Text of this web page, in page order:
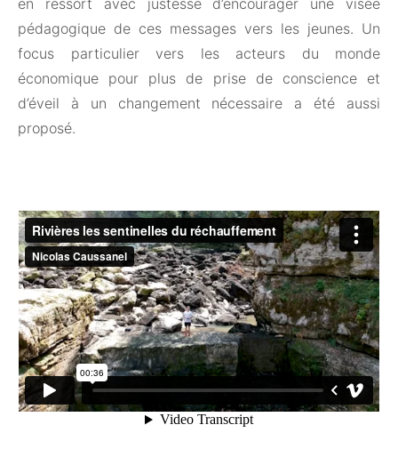
en ressort avec justesse d’encourager une visée
pédagogique de ces messages vers les jeunes. Un
focus particulier vers les acteurs du monde
économique pour plus de prise de conscience et
d’éveil à un changement nécessaire a été aussi
proposé.